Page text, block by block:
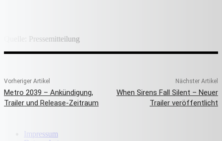
Quelle: Pressemitteilung
Vorheriger Artikel
Metro 2039 – Ankündigung,
Trailer und Release-Zeitraum
Nächster Artikel
When Sirens Fall Silent – Neuer
Trailer veröffentlicht
Impressum